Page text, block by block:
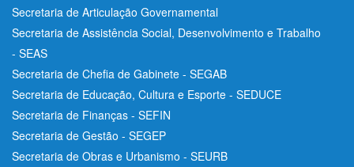
Secretaria de Articulação Governamental
Secretaria de Assistência Social, Desenvolvimento e Trabalho
- SEAS
Secretaria de Chefia de Gabinete - SEGAB
Secretaria de Educação, Cultura e Esporte - SEDUCE
Secretaria de Finanças - SEFIN
Secretaria de Gestão - SEGEP
Secretaria de Obras e Urbanismo - SEURB